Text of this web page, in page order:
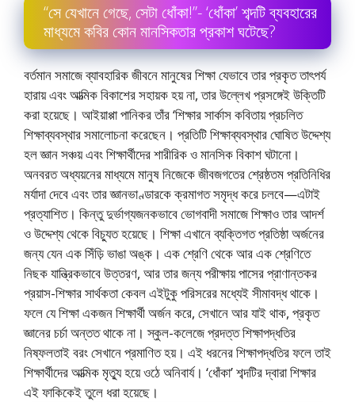
“সে যেখানে গেছে, সেটা ধোঁকা!”- ‘ধোঁকা’ শব্দটি ব্যবহারের
মাধ্যমে কবির কোন মানসিকতার প্রকাশ ঘটেছে?
বর্তমান সমাজে ব্যাবহারিক জীবনে মানুষের শিক্ষা যেভাবে তার প্রকৃত তাৎপর্য
হারায় এবং আত্মিক বিকাশের সহায়ক হয় না, তার উল্লেখ প্রসঙ্গেই উক্তিটি
করা হয়েছে। আইয়াপ্পা পানিকর তাঁর ‘শিক্ষার সার্কাস কবিতায় প্রচলিত
শিক্ষাব্যবস্থার সমালােচনা করেছেন। প্রতিটি শিক্ষাব্যবস্থার ঘােষিত উদ্দেশ্য
হল জ্ঞান সঞ্চয় এবং শিক্ষার্থীদের শারীরিক ও মানসিক বিকাশ ঘটানাে।
অনবরত অধ্যয়নের মাধ্যমে মানুষ নিজেকে জীবজগতের শ্রেষ্ঠতম প্রতিনিধির
মর্যাদা দেবে এবং তার জ্ঞানভাণ্ডারকে ক্রমাগত সমৃদ্ধ করে চলবে—এটাই
প্রত্যাশিত। কিন্তু দুর্ভাগ্যজনকভাবে ভােগবাদী সমাজে শিক্ষাও তার আদর্শ
ও উদ্দেশ্য থেকে বিচ্যুত হয়েছে। শিক্ষা এখানে ব্যক্তিগত প্রতিষ্ঠা অর্জনের
জন্য যেন এক সিঁড়ি ভাঙা অঙ্ক। এক শ্রেণি থেকে আর এক শ্রেণিতে
নিছক যান্ত্রিকভাবে উত্তরণ, আর তার জন্য পরীক্ষায় পাসের প্রাণান্তকর
প্রয়াস-শিক্ষার সার্থকতা কেবল এইটুকু পরিসরের মধ্যেই সীমাবদ্ধ থাকে।
ফলে যে শিক্ষা একজন শিক্ষার্থী অর্জন করে, সেখানে আর যাই থাক, প্রকৃত
জ্ঞানের চর্চা অন্তত থাকে না। স্কুল-কলেজে প্রদত্ত শিক্ষাপদ্ধতির
নিষ্ফলতাই বরং সেখানে প্রমাণিত হয়। এই ধরনের শিক্ষাপদ্ধতির ফলে তাই
শিক্ষার্থীদের আত্মিক মৃত্যু হয়ে ওঠে অনিবার্য। ‘ধোঁকা’ শব্দটির দ্বারা শিক্ষার
এই ফাকিকেই তুলে ধরা হয়েছে।